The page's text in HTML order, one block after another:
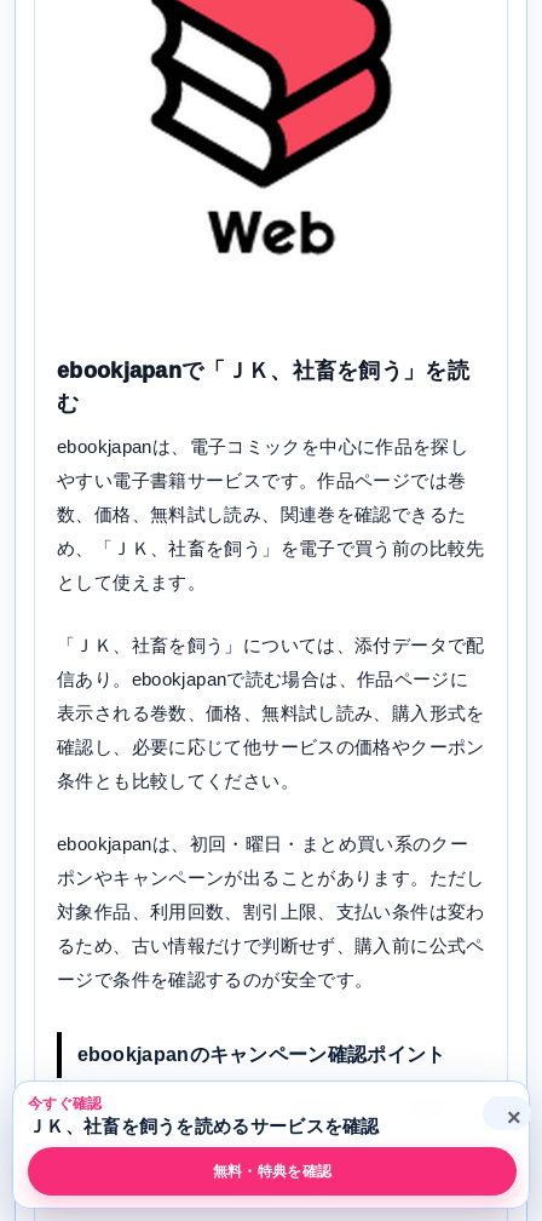
ebookjapanで「ＪＫ、社畜を飼う」を読
む
ebookjapanは、電子コミックを中心に作品を探し
やすい電子書籍サービスです。作品ページでは巻
数、価格、無料試し読み、関連巻を確認できるた
め、「ＪＫ、社畜を飼う」を電子で買う前の比較先
として使えます。
「ＪＫ、社畜を飼う」については、添付データで配
信あり。ebookjapanで読む場合は、作品ページに
表示される巻数、価格、無料試し読み、購入形式を
確認し、必要に応じて他サービスの価格やクーポン
条件とも比較してください。
ebookjapanは、初回・曜日・まとめ買い系のクー
ポンやキャンペーンが出ることがあります。ただし
対象作品、利用回数、割引上限、支払い条件は変わ
るため、古い情報だけで判断せず、購入前に公式ペ
ージで条件を確認するのが安全です。
ebookjapanのキャンペーン確認ポイント
るか
割引上限や利用回数に制限がないか
今すぐ確認
ＪＫ、社畜を飼うを読めるサービスを確認
無料・特典を確認
×